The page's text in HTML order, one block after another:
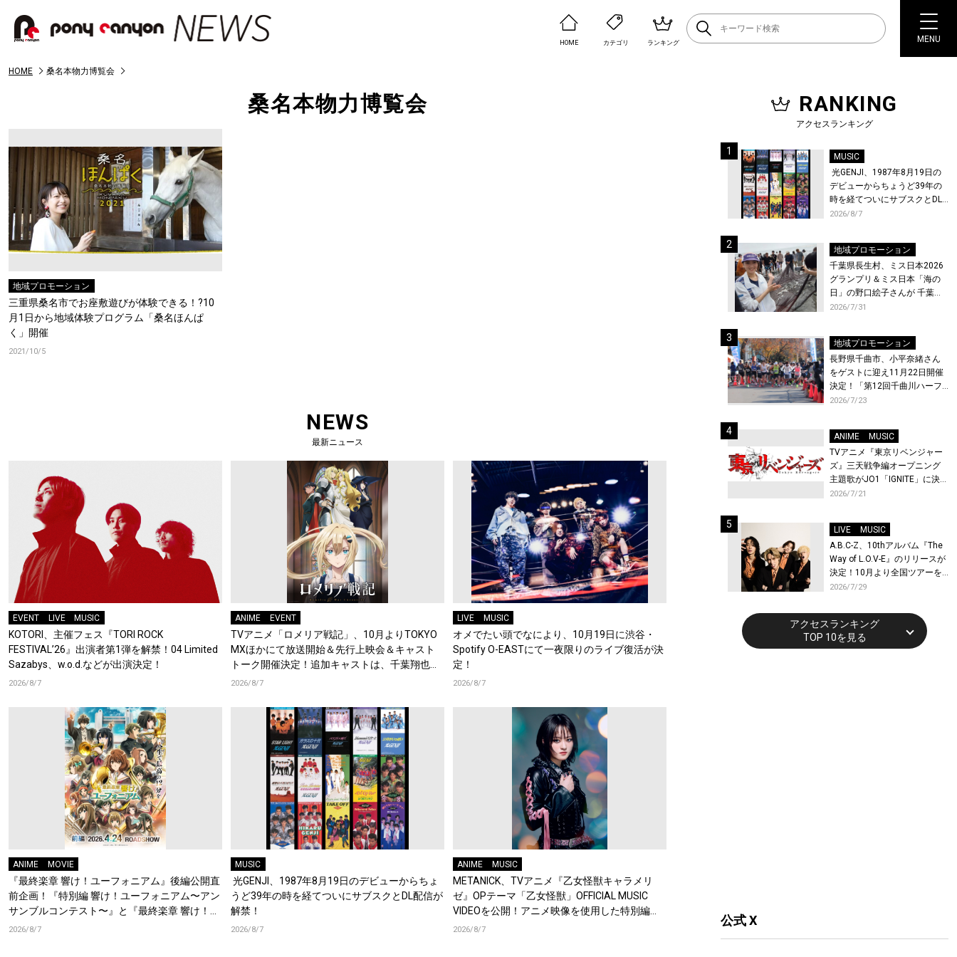
HOME カテゴリ ランキング MENU
HOME 桑名本物力博覧会
桑名本物力博覧会
地域プロモーション
三重県桑名市でお座敷遊びが体験できる！?10
月1日から地域体験プログラム「桑名ほんぱ
く」開催
2021/10/5
NEWS
最新ニュース
EVENT LIVE MUSIC
KOTORI、主催フェス『TORI ROCK
FESTIVAL’26』出演者第1弾を解禁！04 Limited
Sazabys、w.o.d.などが出演決定！
2026/8/7
ANIME EVENT
TVアニメ「ロメリア戦記」、10月よりTOKYO
MXほかにて放送開始＆先行上映会＆キャスト
トーク開催決定！追加キャストは、千葉翔也、
梶原岳人、堀江瞬、綿貫竜之介！PV第1弾公
2026/8/7
LIVE MUSIC
オメでたい頭でなにより、10月19日に渋谷・
Spotify O-EASTにて一夜限りのライブ復活が決
定！
2026/8/7
ANIME MOVIE
『最終楽章 響け！ユーフォニアム』後編公開直
前企画！『特別編 響け！ユーフォニアム〜アン
サンブルコンテスト〜』と『最終楽章 響け！ユ
ーフォニアム』前編の一挙上映が決定！
2026/8/7
MUSIC
光GENJI、1987年8月19日のデビューからちょ
うど39年の時を経てついにサブスクとDL配信が
解禁！
2026/8/7
ANIME MUSIC
METANICK、TVアニメ『乙女怪獣キャラメリ
ゼ』OPテーマ「乙女怪獣」OFFICIAL MUSIC
VIDEOを公開！アニメ映像を使用した特別編
集！
2026/8/7
RANKING
アクセスランキング
MUSIC
光GENJI、1987年8月19日の
デビューからちょうど39年の
時を経てついにサブスクとDL
配信が解禁！
2026/8/7
地域プロモーション
千葉県長生村、ミス日本2026
グランプリ＆ミス日本「海の
日」の野口絵子さんが 千葉県
唯一の村・長生村で地引網を
2026/7/31
地域プロモーション
長野県千曲市、小平奈緒さん
をゲストに迎え11月22日開催
決定！「第12回千曲川ハーフ
マラソン」エントリー受付開
2026/7/23
ANIME
MUSIC
TVアニメ『東京リベンジャー
ズ』三天戦争編オープニング
主題歌がJO1「IGNITE」に決
定！メンバー全員から喜びと
先行上映会を開催！
2026/7/21
LIVE
MUSIC
A.B.C-Z、10thアルバム『The
Way of L.O.V-E』のリリースが
決定！10月より全国ツアーを
開催！
2026/7/29
アクセスランキング
TOP 10を見る
公式 X